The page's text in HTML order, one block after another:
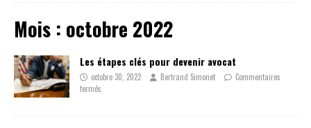
Mois : octobre 2022
Les étapes clés pour devenir avocat
octobre 30, 2022 Bertrand Simonet
Commentaires
fermés